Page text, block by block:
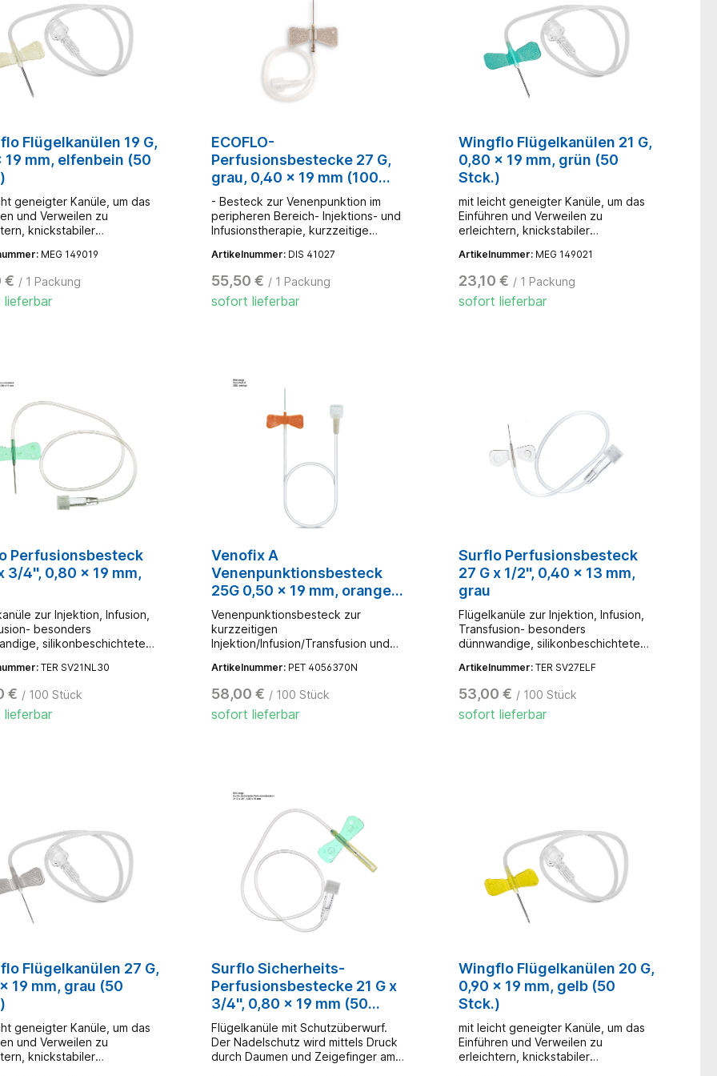
DIN EN ISO 6009 mit
nicht
mit Latex und DEHP-
Verschlusskonus Lock
Größenkennzeichnung- nicht
hergestellt mit Latex und DEHP-
Lock-Ansatz- Verschlusskonus Lock
anderen Seite konvex - dies
verhindert ein Verrutschen während
der Punktion- Luer-Lock-Adapter
und Ventilationskappe mit
Gewindeanschluss- Schlauchlänge:
Flügelkanülen 19 G,
19 mm, elfenbein (50
geneigter Kanüle, um das
und Verweilen zu
knickstabiler
und Verschlusskappe,
weiche Flügel sorgen
angenehme Befestigung
MEG 149019
€ / 1 Packung
ECOFLO-
Perfusionsbestecke 27 G,
grau, 0,40 x 19 mm (100
Stck.)
- Besteck zur Venenpunktion im
peripheren Bereich- Injektions- und
Infusionstherapie, kurzzeitige
Präzisionsschliff, trockensilikonisiert-
30 cm Sicherheitsschlauch knickfest,
flexibel- Luer Lock Ansatz mit
Verschlusskappe- sterilisiert mittels
Artikelnummer: DIS 41027
55,50 € / 1 Packung
sofort lieferbar
Wingflo Flügelkanülen 21 G,
0,80 x 19 mm, grün (50
Stck.)
mit leicht geneigter Kanüle, um das
Einführen und Verweilen zu
erleichtern, knickstabiler
Anschluss und Verschlusskappe,
farbcodiert, weiche Flügel sorgen
für eine angenehme Befestigung
Artikelnummer: MEG 149021
23,10 € / 1 Packung
sofort lieferbar
Perfusionsbesteck
3/4'', 0,80 x 19 mm,
zur Injektion, Infusion,
besonders
silikonbeschichtete
intravenösen
um Stabilität und Halt bei
zu
sind die Surflo™
Griffnoppen sind an
konkav und an der
Seite konvex - dies
ein Verrutschen während
Luer-Lock-Adapter
mit
Schlauchlänge:
TER SV21NL30
€ / 100 Stück
Venofix A
Venenpunktionsbesteck
25G 0,50 x 19 mm, orange,
30 cm Schlauch
Venenpunktionsbesteck zur
kurzzeitigen
Injektion/Infusion/Transfusion und
extrem weiche Flügel mit
Griffmulden zur Punktion und
Fixierung- regulierbarer Blutfluß
durch den abnehmbaren Luer-Lock
Facettenschliff- farblicher
Größenkennzeichnung,
knickstabiler, flexibler, transparenter
30 cm Schlauch-
sicherheitstechnisch unbedenklich
verwendungsfähig mit gängigen
Druckinfusionsapparaten- latex- und
DEHP-frei
Artikelnummer: PET 4056370N
58,00 € / 100 Stück
sofort lieferbar
Surflo Perfusionsbesteck
27 G x 1/2'', 0,40 x 13 mm,
grau
Flügelkanüle zur Injektion, Infusion,
Transfusion- besonders
dünnwandige, silikonbeschichtete
und einfachen intravenösen
Zugang- um Stabilität und Halt bei
der Venenpunktion zu
gewährleisten, sind die Surflo™
die speziellen Griffnoppen sind an
einer Seite konkav und an der
anderen Seite konvex - dies
verhindert ein Verrutschen während
der Punktion- Luer-Lock-Adapter
und Ventilationskappe mit
Gewindeanschluss- Schlauchlänge:
Artikelnummer: TER SV27ELF
53,00 € / 100 Stück
sofort lieferbar
Flügelkanülen 27 G,
19 mm, grau (50
geneigter Kanüle, um das
und Verweilen zu
knickstabiler
Surflo Sicherheits-
Perfusionsbestecke 21 G x
3/4'', 0,80 x 19 mm (50
Stck.)
Flügelkanüle mit Schutzüberwurf.
Der Nadelschutz wird mittels Druck
durch Daumen und Zeigefinger am
Wingflo Flügelkanülen 20 G,
0,90 x 19 mm, gelb (50
Stck.)
mit leicht geneigter Kanüle, um das
Einführen und Verweilen zu
erleichtern, knickstabiler